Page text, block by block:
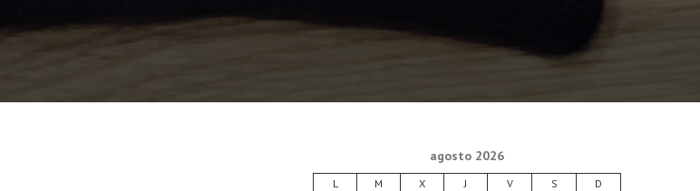
agosto 2026
L M X J V S D